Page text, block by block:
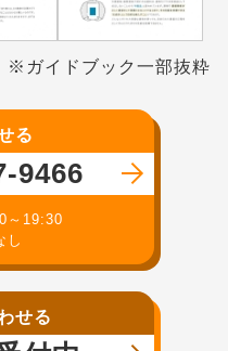
※ガイドブック一部抜粋
る
9466
～19:30
し
せる